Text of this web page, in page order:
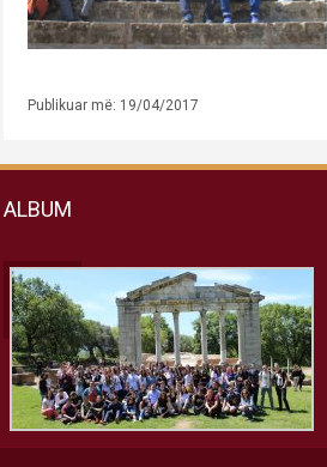
Publikuar më: 19/04/2017
ALBUM